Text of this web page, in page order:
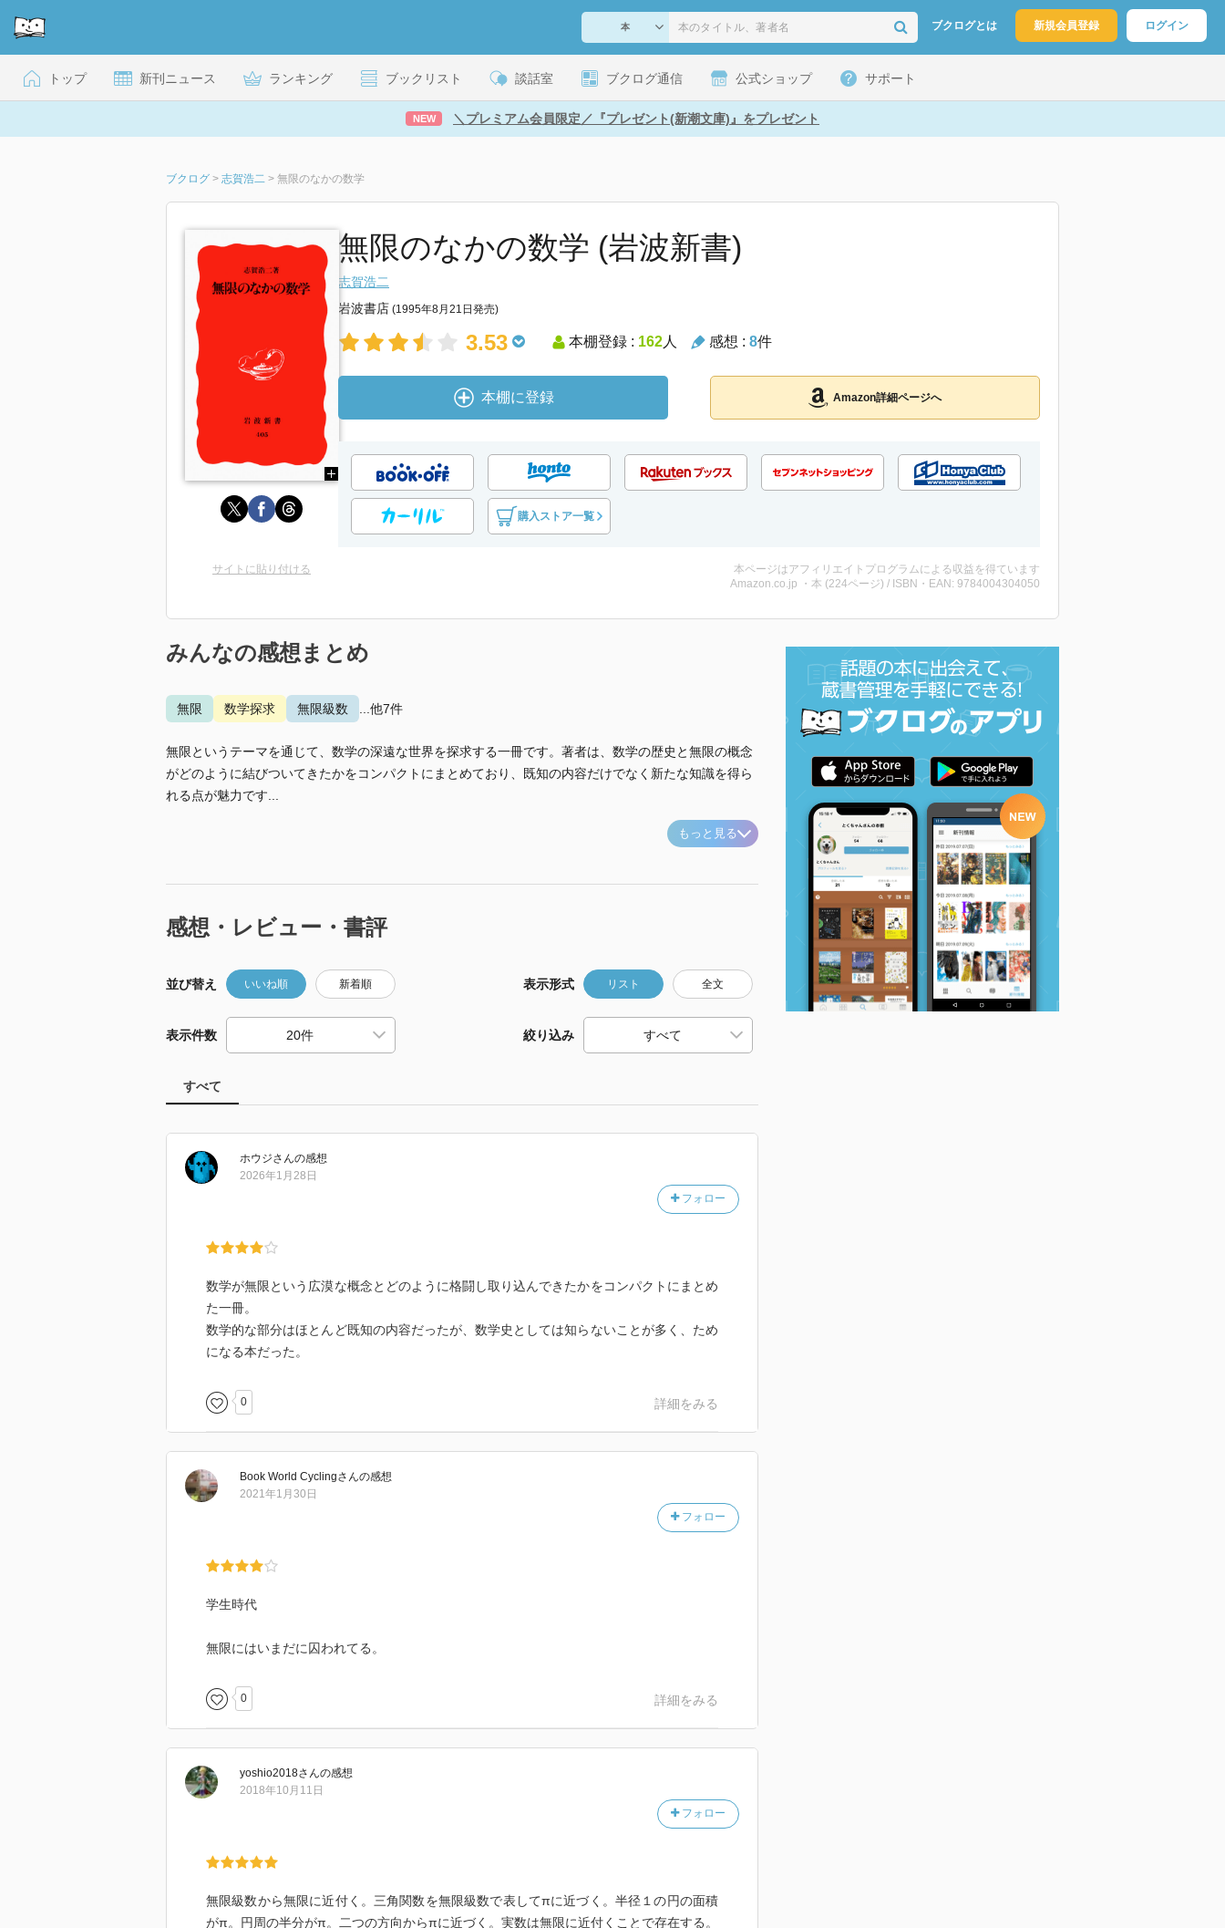
ブクログとは 新規会員登録 ログイン
トップ 新刊ニュース ランキング ブックリスト 談話室 ブクログ通信 公式ショップ サポート
NEW ＼プレミアム会員限定／『プレゼント(新潮文庫)』をプレゼント
ブクログ > 志賀浩二 > 無限のなかの数学
無限のなかの数学 (岩波新書)
志賀浩二
岩波書店 (1995年8月21日発売)
3.53 本棚登録 : 162人 感想 : 8件
本棚に登録 Amazon詳細ページへ
購入ストア一覧
サイトに貼り付ける
本ページはアフィリエイトプログラムによる収益を得ています
Amazon.co.jp ・本 (224ページ) / ISBN・EAN: 9784004304050
みんなの感想まとめ
無限 数学探求 無限級数 ...他7件
無限というテーマを通じて、数学の深遠な世界を探求する一冊です。著者は、数学の歴史と無限の概念
がどのように結びついてきたかをコンパクトにまとめており、既知の内容だけでなく新たな知識を得ら
れる点が魅力です...
もっと見る
感想・レビュー・書評
並び替え いいね順 新着順 表示形式 リスト 全文
表示件数 絞り込み
すべて
ホウジさんの感想
フォロー
2026年1月28日
数学が無限という広漠な概念とどのように格闘し取り込んできたかをコンパクトにまとめ
た一冊。
数学的な部分はほとんど既知の内容だったが、数学史としては知らないことが多く、ため
になる本だった。
0 詳細をみる
Book World Cyclingさんの感想
フォロー
2021年1月30日
学生時代
無限にはいまだに囚われてる。
0 詳細をみる
yoshio2018さんの感想
フォロー
2018年10月11日
無限級数から無限に近付く。三角関数を無限級数で表してπに近づく。半径１の円の面積
がπ。円周の半分がπ。二つの方向からπに近づく。実数は無限に近付くことで存在する。